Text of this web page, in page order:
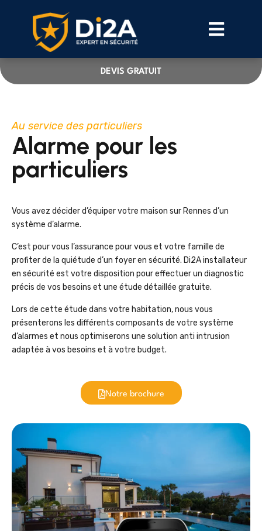
DEVIS GRATUIT
Au service des particuliers
Alarme pour les
particuliers
Vous avez décider d’équiper votre maison sur Rennes d’un
système d’alarme.
C’est pour vous l’assurance pour vous et votre famille de
profiter de la quiétude d’un foyer en sécurité. Di2A installateur
en sécurité est votre disposition pour effectuer un diagnostic
précis de vos besoins et une étude détaillée gratuite.
Lors de cette étude dans votre habitation, nous vous
présenterons les différents composants de votre système
d’alarmes et nous optimiserons une solution anti intrusion
adaptée à vos besoins et à votre budget.
Notre brochure